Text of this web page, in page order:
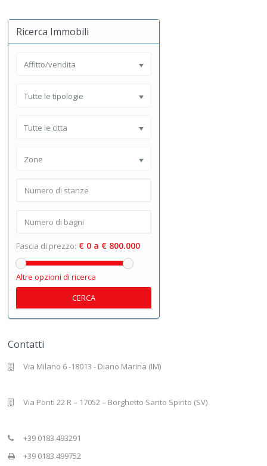
Ricerca Immobili
Affitto/vendita
Tutte le tipologie
Tutte le citta
Zone
Fascia di prezzo: € 0 a € 800.000
Altre opzioni di ricerca
CERCA
Contatti
Via Milano 6 -18013 - Diano Marina (IM)
Via Ponti 22 R – 17052 – Borghetto Santo Spirito (SV)
+39 0183.493291
+39 0183.499752